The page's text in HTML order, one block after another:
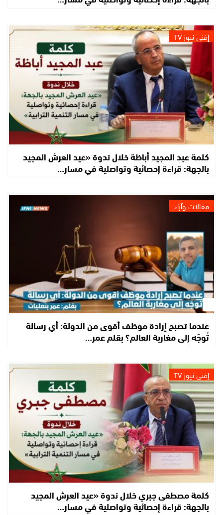
إفني نيوز TV
كلمة عبد المجيد أباظة خلال ندوة «عيد العرش المجيد
بالجهة: قراءة إحصائية وتواصلية في مسار…
مقالات وآراء
عندما تصبح إرادة موظف أقوى من الدولة: أي رسالة
تُوجَّه إلى مغاربة العالم؟ بقلم عمر…
إفني نيوز TV
كلمة مصطفى جبري خلال ندوة «عيد العرش المجيد
بالجهة: قراءة إحصائية وتواصلية في مسار…